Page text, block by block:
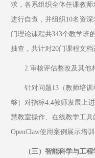
求，各系组织全体任课教师
进行自查，并组织10名资
门理论课程共343个教学班
抽查，共计对20门课程文档
2.审核评估整改及其他
针对问题13（教师培
够）对指标4.4教师发展上
慧教室操作、在线教学工
OpenClaw使用案例展示培训
（三）智能科学与工程